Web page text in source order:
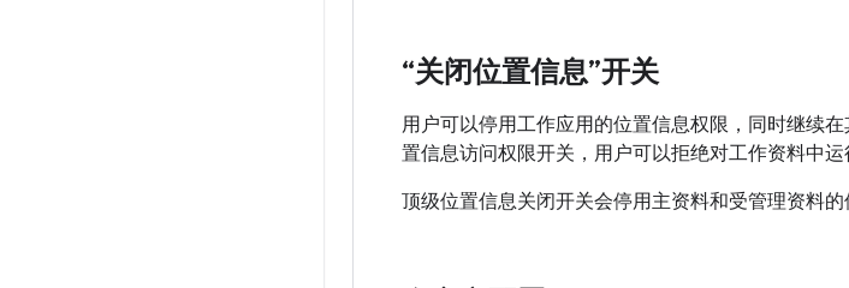
“关闭位置信息”开关
用户可以停用工作应用的位置信息权限，同时继续
置信息访问权限开关，用户可以拒绝对工作资料中
顶级位置信息关闭开关会停用主资料和受管理资料的